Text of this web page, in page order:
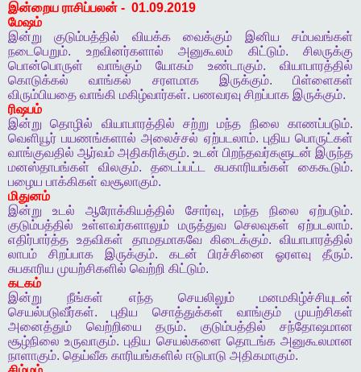
இன்றைய ராசிப்பலன் - 01.09.2019
மேஷம்
இன்று
குடும்பத்தில் வியக்க வைக்கும் இனிய
சம்பவங்கள்
நடைபெறும். உறவினர்களால் அனுகூலம் கிட்டும். சிலருக்கு
பொன்பொருள்
வாங்கும் யோகம் உண்டாகும். வியாபாரத்தில்
கொடுக்கல்
வாங்கல் சரளமாக இருக்கும். பிள்ளைகள்
விரும்பியதை வாங்கி மகிழ்வார்கள். பணவரவு சிறப்பாக இருக்கும்.
ரிஷபம்
இன்று
தொழில் வியாபாரத்தில் சற்று மந்த நிலை காணப்படும்.
வெளியூர் பயணங்களால் அலைச்சல் ஏற்படலாம். புதிய பொருட்கள்
வாங்குவதில் ஆர்வம் அதிகரிக்கும். உடன் பிறந்தவர்களுடன் இருந்த
மனஸ்தாபங்கள்
விலகும். தடைப்பட்ட சுபகாரியங்கள் கைகூடும்.
பழைய பாக்கிகள் வசூலாகும்.
மிதுனம்
இன்று
உடல் ஆரோக்கியத்தில் சோர்வு, மந்த நிலை ஏற்படும்.
குடும்பத்தில்
உள்ளவர்களாலும் மருத்துவ செலவுகள் ஏற்படலாம்.
எதிர்பார்த்த
உதவிகள் தாமதமாகவே கிடைக்கும். வியாபாரத்தில்
லாபம்
சிறப்பாக இருக்கும். கடன் பிரச்சினை ஓரளவு தீரும்.
சுபகாரிய முயற்சிகளில் வெற்றி கிட்டும்.
கடகம்
இன்று
நீங்கள் எந்த செயலிலும்
மனமகிழ்ச்சியுடன்
செயல்படுவீர்கள்.புதிய சொத்துக்கள் வாங்கும்
முயற்சிகள்
அனைத்தும்
வெற்றியை தரும். குடும்பத்தில்
சந்தோஷமான
சூழ்நிலை உருவாகும்.புதிய செயல்களை தொடங்க அனுகூலமான
நாளாகும். தெய்வீக காரியங்களில் ஈடுபாடு அதிகமாகும்.